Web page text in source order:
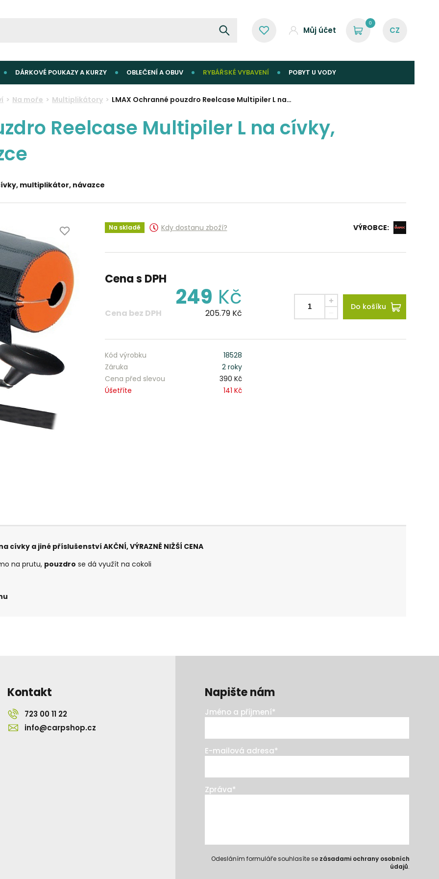
Můj účet
0
DÁRKOVÉ POUKAZY A KURZY OBLEČENÍ A OBUV RYBÁŘSKÉ VYBAVENÍ POBYT U VODY
Na moře Multiplikátory LMAX Ochranné pouzdro Reelcase Multipiler L na…
Reelcase Multipiler L na cívky,
multiplikátor, návazce
Na skladě Kdy dostanu zboží? VÝROBCE:
Cena s DPH
249 Kč
Cena bez DPH 205.79Kč
Do košíku
Kód výrobku
18528
Záruka
2 roky
Cena před slevou
390 Kč
Úšetříte
141 Kč
a jiné příslušenství AKČNÍ, VÝRAZNĚ NIŽŠÍ CENA
na prutu, pouzdro se dá využít na cokoli
Kontakt
723 00 11 22
info@carpshop.cz
Napište nám
Jméno a příjmení*
E-mailová adresa*
Zpráva*
Odesláním formuláře souhlasíte se zásadami ochrany osobních
údajů.